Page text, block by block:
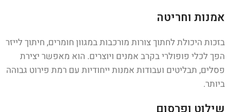
אמנות וחריטה
בזכות היכולת לחתוך צורות מורכבות במגוון חומרים, חיתוך לייזר
הפך לכלי פופולרי בקרב אמנים ויוצרים. הוא מאפשר יצירת
פסלים, תבליטים ועבודות אמנות ייחודיות עם רמת פירוט גבוהה
ביותר.